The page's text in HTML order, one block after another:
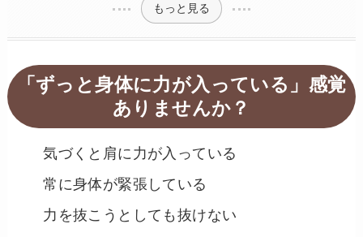
もっと見る
「ずっと身体に力が入っている」感覚
ありませんか？
気づくと肩に力が入っている
常に身体が緊張している
力を抜こうとしても抜けない